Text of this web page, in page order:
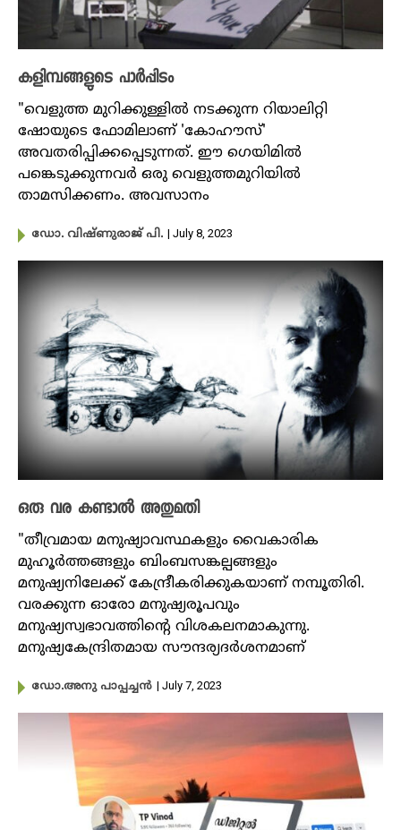
കളിമ്പങ്ങളുടെ പാർപ്പിടം
"വെളുത്ത മുറിക്കുള്ളിൽ നടക്കുന്ന റിയാലിറ്റി
ഷോയുടെ ഫോമിലാണ് 'കോഹൗസ്'
അവതരിപ്പിക്കപ്പെടുന്നത്. ഈ ഗെയിമിൽ
പങ്കെടുക്കുന്നവർ ഒരു വെളുത്തമുറിയിൽ
താമസിക്കണം. അവസാനം
ഡോ. വിഷ്ണുരാജ് പി. | July 8, 2023
ഒരു വര കണ്ടാൽ അതുമതി
"തീവ്രമായ മനുഷ്യാവസ്ഥകളും വൈകാരിക
മുഹൂർത്തങ്ങളും ബിംബസങ്കല്പങ്ങളും
മനുഷ്യനിലേക്ക് കേന്ദ്രീകരിക്കുകയാണ് നമ്പൂതിരി.
വരക്കുന്ന ഓരോ മനുഷ്യരൂപവും
മനുഷ്യസ്വഭാവത്തിന്റെ വിശകലനമാകുന്നു.
മനുഷ്യകേന്ദ്രിതമായ സൗന്ദര്യദർശനമാണ്
ഡോ.അനു പാപ്പച്ചൻ | July 7, 2023